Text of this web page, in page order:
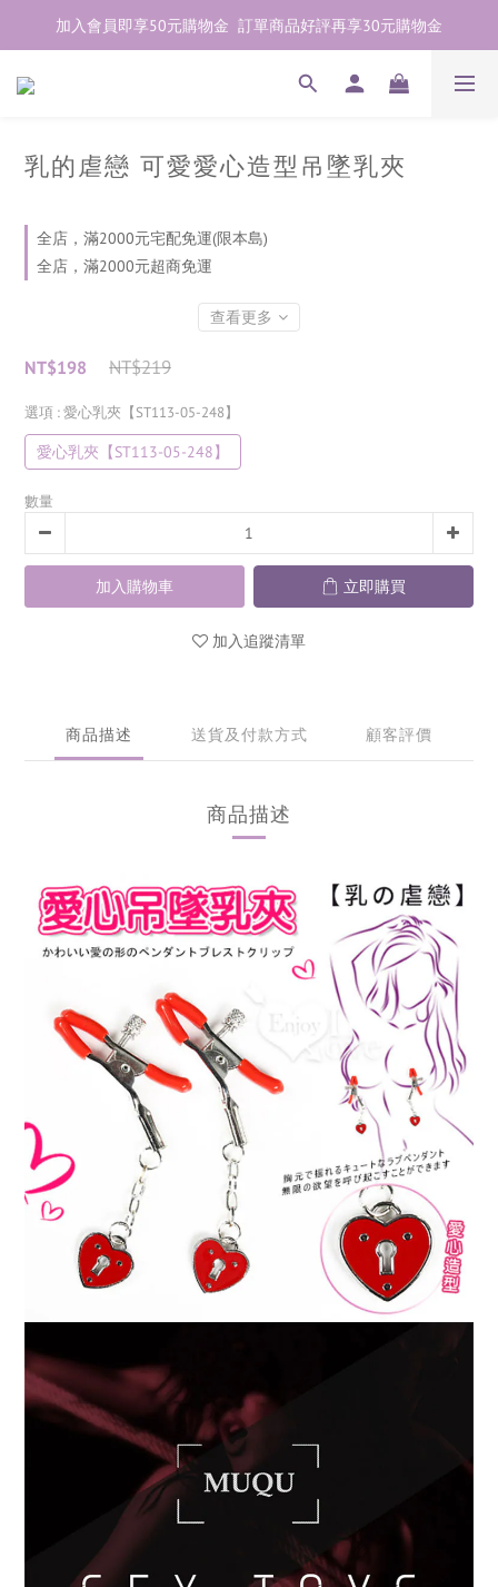
加入會員即享50元購物金  訂單商品好評再享30元購物金
加入會員即享50元購物金  訂單商品好評再享30元購物金
歡迎點右下紫色💬諮詢線上親密顧問
乳的虐戀 可愛愛心造型吊墜乳夾
全店，滿2000元宅配免運(限本島)
全店，滿2000元超商免運
查看更多
NT$198 NT$219
選項 : 愛心乳夾【ST113-05-248】
愛心乳夾【ST113-05-248】
數量
加入購物車 立即購買
加入追蹤清單
商品描述 送貨及付款方式 顧客評價
商品描述